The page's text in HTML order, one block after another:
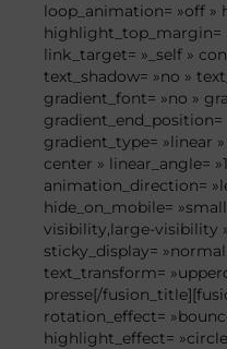
loop_animation= »off »
highlight_top_margin=
link_target= »_self »
text_shadow= »no »
gradient_font= »no »
gradient_end_position=
gradient_type= »linear
center » linear_angle=
animation_direction=
hide_on_mobile=
visibility,large-visibility
sticky_display=
text_transform=
presse[/
rotation_effect=
highlight_effect=